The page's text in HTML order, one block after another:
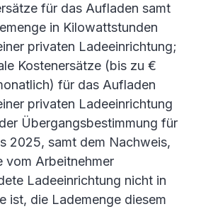
für das Aufladen samt
in Kilowattstunden
privaten Ladeeinrichtung;
Kostenersätze (bis zu €
für das Aufladen
privaten Ladeeinrichtung
Übergangsbestimmung für
2025, samt dem Nachweis,
vom Arbeitnehmer
Ladeeinrichtung nicht in
ist, die Lademenge diesem